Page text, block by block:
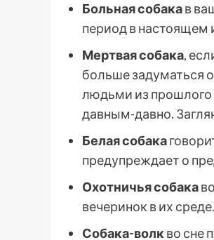
Больная собакав
период в
Мертвая собака,
больше задуматься
людьми из прошлого
давным-давно.
Белая собака
предупреждает о
Охотничья собака
вечеринок в их среде.
Собака-волкво сне